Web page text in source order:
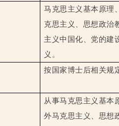
马克思主义基本原理
克思主义、思想政治
主义中国化、党的建
义。
按国家博士后相关规
从事马克思主义基本
外马克思主义、思想